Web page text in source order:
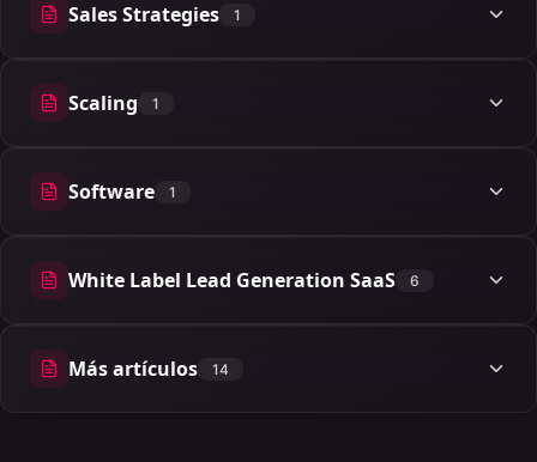
Sales Strategies 1
1 artículos
Scaling 1
1 artículos
Software 1
1 artículos
White Label Lead Generation SaaS 6
6 artículos
Más artículos 14
14 artículos